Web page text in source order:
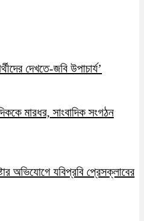
দেখতে-জবি উপাচার্য’
মারধর, সাংবাদিক সংগঠন
অভিযোগে যবিপ্রবি প্রেসক্লাবের